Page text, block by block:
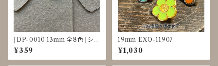
JDP-0010 13mm 全8色 [シェ
ル調][裏足ボタン][ブラウス]
¥359
19mm EXO-11907
¥1,030